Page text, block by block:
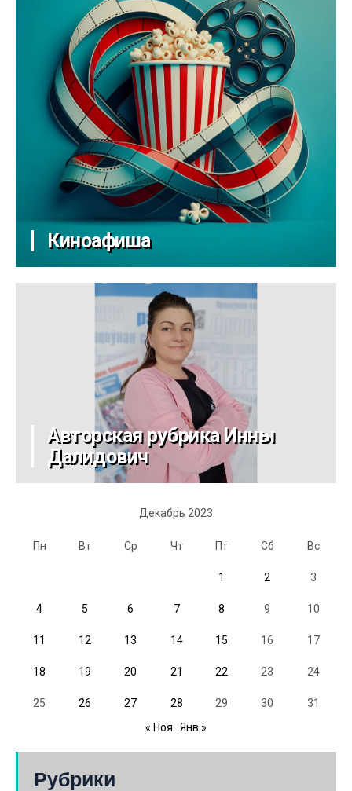
Киноафиша
Авторская рубрика Инны
Далидович
Декабрь 2023
Пн Вт Ср Чт Пт Сб Вс
1 2 3
4 5 6 7 8 9 10
11 12 13 14 15 16 17
18 19 20 21 22 23 24
25 26 27 28 29 30
31
« Ноя
Янв »
Рубрики